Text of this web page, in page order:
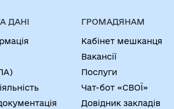
ДАНІ ГРОМАДЯНАМ
Кабінет мешканця
Вакансії
Послуги
Чат-бот «СВОЇ»
Довідник закладів